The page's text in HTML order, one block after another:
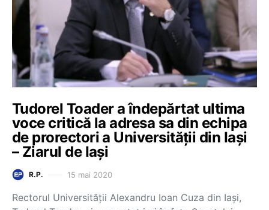
Tudorel Toader a îndepărtat ultima
voce critică la adresa sa din echipa
de prorectori a Universității din Iași
– Ziarul de Iași
R.P. 15 mai 2020
Rectorul Universităţii Alexandru Ioan Cuza din Iaşi,